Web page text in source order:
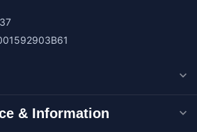
& Information